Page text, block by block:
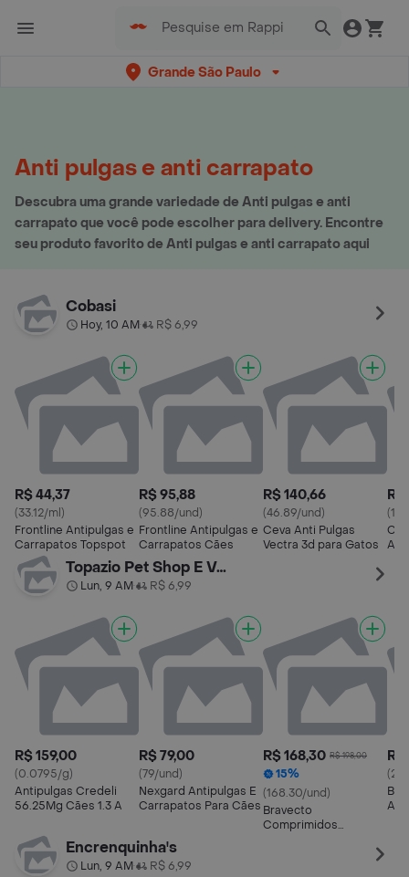
Grande São Paulo
Anti pulgas e anti carrapato
Descubra uma grande variedade de Anti pulgas e anti
carrapato que você pode escolher para delivery. Encontre
seu produto favorito de Anti pulgas e anti carrapato aqui
Cobasi
Hoy, 10 AM• R$ 6,99
R$ 44,37
(33.12/ml)
Frontline Antipulgas e
Carrapatos Topspot
R$ 95,88
(95.88/und)
Frontline Antipulgas e
Carrapatos Cães
R$ 140,66
(46.89/und)
Ceva Anti Pulgas
Vectra 3d para Gatos
R$
Topazio Pet Shop E Veterinaria
Lun, 9 AM• R$ 6,99
R$ 159,00
(0.0795/g)
Antipulgas Credeli
56.25Mg Cães 1.3 A
R$ 79,00
(79/und)
Nexgard Antipulgas E
Carrapatos Para Cães
R$ 168,30 R$ 198,00
15%
(168.30/und)
Bravecto
Comprimidos
Carrapatos Para Cães
Encrenquinha's
Lun, 9 AM• R$ 6,99